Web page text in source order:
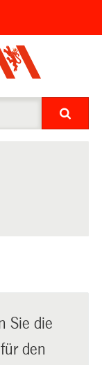
Sie die
den